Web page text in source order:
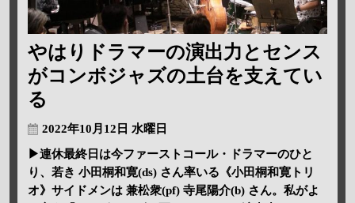
やはりドラマーの演出力とセンス
がコンボジャズの土台を支えてい
る
2022年10月12日 水曜日
▶連休最終日は今ファーストコール・ドラマーのひと
り、若き 小田桐和寛(ds) さん率いる《小田桐和寛トリ
オ》サイドメンは 兼松衆(pf) 寺尾陽介(b) さん。私がよ